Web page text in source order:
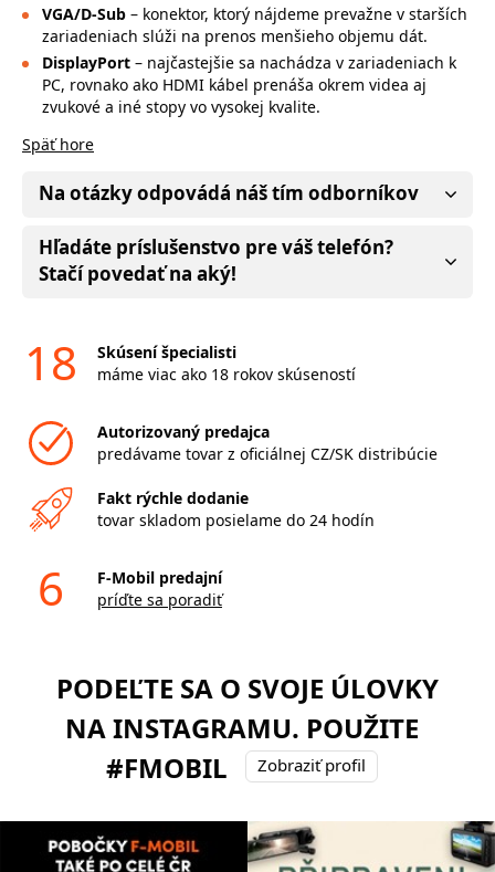
VGA/D-Sub – konektor, ktorý nájdeme prevažne v starších
zariadeniach slúži na prenos menšieho objemu dát.
DisplayPort – najčastejšie sa nachádza v zariadeniach k
PC, rovnako ako HDMI kábel prenáša okrem videa aj
zvukové a iné stopy vo vysokej kvalite.
Späť hore
Na otázky odpovádá náš tím odborníkov
Hľadáte príslušenstvo pre váš telefón?
Stačí povedať na aký!
18
Skúsení špecialisti
máme viac ako 18 rokov skúseností
Autorizovaný predajca
predávame tovar z oficiálnej CZ/SK distribúcie
Fakt rýchle dodanie
tovar skladom posielame do 24 hodín
6
F-Mobil predajní
príďte sa poradiť
PODEĽTE SA O SVOJE ÚLOVKY
NA INSTAGRAMU. POUŽITE
#FMOBIL
Zobraziť profil